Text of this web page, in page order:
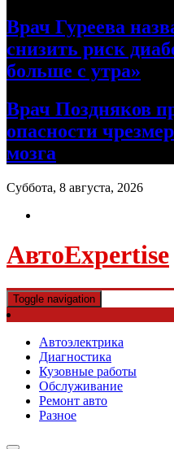
Врач Гуреева
снизить риск
больше с утра»
Врач Поздняков
опасности
мозга
Суббота, 8 августа, 2026
АвтоExpertise
Toggle navigation
Автоэлектрика
Диагностика
Кузовные работы
Обслуживание
Ремонт авто
Разное